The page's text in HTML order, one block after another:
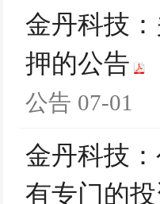
金丹科技
押的公告
公告 07-01
金丹科技
有专门的